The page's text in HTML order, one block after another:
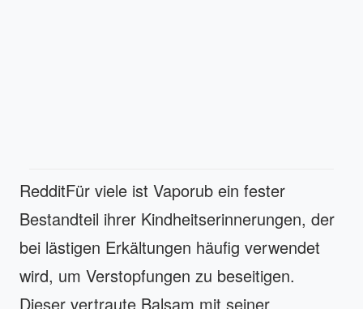
RedditFür viele ist Vaporub ein fester
Bestandteil ihrer Kindheitserinnerungen, der
bei lästigen Erkältungen häufig verwendet
wird, um Verstopfungen zu beseitigen.
Dieser vertraute Balsam mit seiner